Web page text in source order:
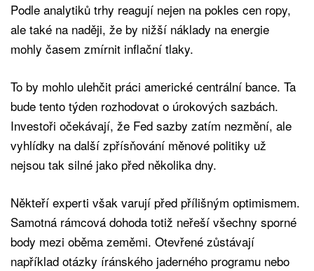
Podle analytiků trhy reagují nejen na pokles cen ropy,
ale také na naději, že by nižší náklady na energie
mohly časem zmírnit inflační tlaky.
To by mohlo ulehčit práci americké centrální bance. Ta
bude tento týden rozhodovat o úrokových sazbách.
Investoři očekávají, že Fed sazby zatím nezmění, ale
vyhlídky na další zpřísňování měnové politiky už
nejsou tak silné jako před několika dny.
Někteří experti však varují před přílišným optimismem.
Samotná rámcová dohoda totiž neřeší všechny sporné
body mezi oběma zeměmi. Otevřené zůstávají
například otázky íránského jaderného programu nebo